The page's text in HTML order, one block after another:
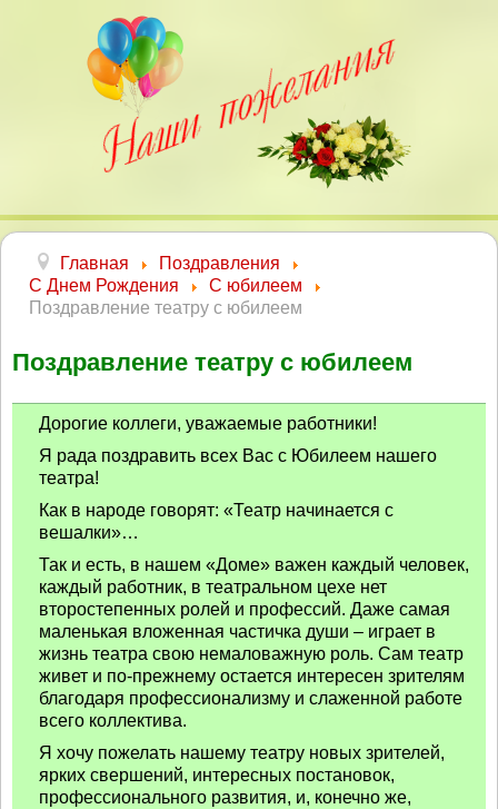
Главная
Поздравления
С Днем Рождения
С юбилеем
Поздравление театру с юбилеем
Поздравление театру с юбилеем
Дорогие коллеги, уважаемые работники!
Я рада поздравить всех Вас с Юбилеем нашего
театра!
Как в народе говорят: «Театр начинается с
вешалки»…
Так и есть, в нашем «Доме» важен каждый человек,
каждый работник, в театральном цехе нет
второстепенных ролей и профессий. Даже самая
маленькая вложенная частичка души – играет в
жизнь театра свою немаловажную роль. Сам театр
живет и по-прежнему остается интересен зрителям
благодаря профессионализму и слаженной работе
всего коллектива.
Я хочу пожелать нашему театру новых зрителей,
ярких свершений, интересных постановок,
профессионального развития, и, конечно же,